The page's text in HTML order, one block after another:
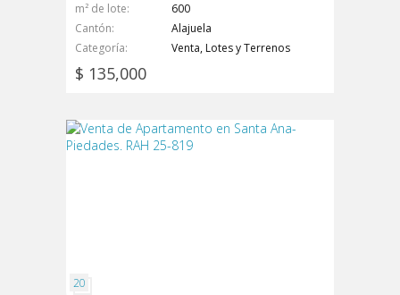
m² de lote
600
Cantón
Alajuela
Categoría
Venta, Lotes y Terrenos
$ 135,000